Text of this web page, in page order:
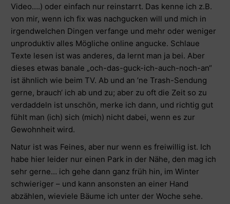
Video….) oder einfach nur reinstarrt. Das kenne ich z.B.
von mir, wenn ich fix was nachgucken will und mich in
irgendwelchen Dingen verfange und mehr oder weniger
unproduktiv alles Mögliche online angucke. Schlaue
Texte lesen ist was anderes, da lernt man ja bei. Aber
dieses etwas banale „och-das-guck-ich-auch-noch-an“
ist ähnlich wie beim TV. Ab und an ’ne Trash-Sendung
gerne, brauch‘ ich ab und zu; aber zu oft die Zeit so zu
verdaddeln ist unschön, merke ich dann, und richtig gut
fühlt man (ich) sich (mich) nicht dabei, wenn es zur
Gewohnheit wird.
Natur ist was Feines, aber nur wenn es freiwillig ist. Ich
habe hier leider nur einen Park in der Nähe, den mag ich
sehr gerne… ich gehe dann ganz früh hin, im Winter
schwieriger – und kann ansonsten an einer Hand
abzählen, wieviele Bäume ich unter der Woche sehe.